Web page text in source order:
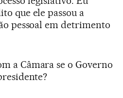
que ele passou a
pessoal em detrimento
a Câmara se o Governo